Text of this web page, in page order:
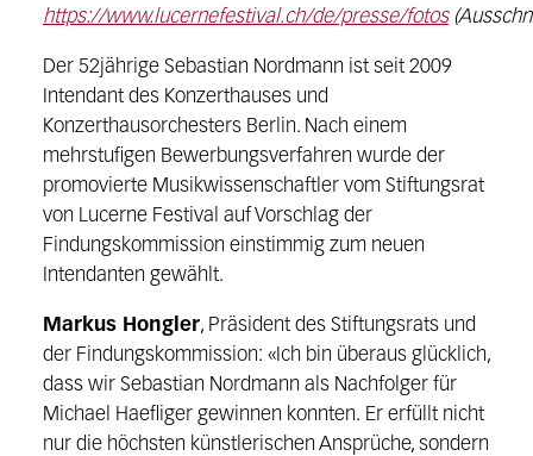
https://www.lucernefestival.ch/de/presse/fotos
Der 52jährigeSebastian Nordmann ist seit 2009
Intendant des Konzerthauses und
Konzerthausorchesters Berlin. Nach einem
mehrstufigen Bewerbungsverfahren wurde der
promovierte Musikwissenschaftl er vom Stiftungsrat
von Lucerne Festival auf Vorschlag der
Findungskommission einstimmig zum neuen
Intendanten gewählt.
Markus Hongler, Präsident des Stiftungsrats und
der Findungskommission: «Ich bin überaus glücklich,
dass wir Sebastian Nordmann als Nachfolger für
Michael Haefliger gewinnen konnten. Er erfüllt nicht
nur die höchsten künstl erischen Ansprüche, sondern